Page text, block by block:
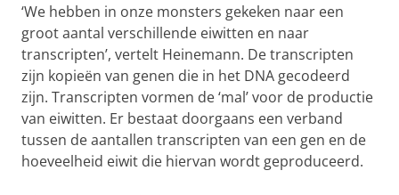
‘We hebben in onze monsters gekeken naar een
groot aantal verschillende eiwitten en naar
transcripten’, vertelt Heinemann. De transcripten
zijn kopieën van genen die in het DNA gecodeerd
zijn. Transcripten vormen de ‘mal’ voor de productie
van eiwitten. Er bestaat doorgaans een verband
tussen de aantallen transcripten van een gen en de
hoeveelheid eiwit die hiervan wordt geproduceerd.